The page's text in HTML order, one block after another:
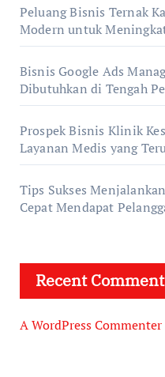
Peluang Bisnis Ternak
Modern untuk
Bisnis Google Ads
Dibutuhkan di Tengah
Prospek Bisnis Klinik
Layanan Medis yang
Tips Sukses
Cepat Mendapat
Recent
A WordPress Commenter